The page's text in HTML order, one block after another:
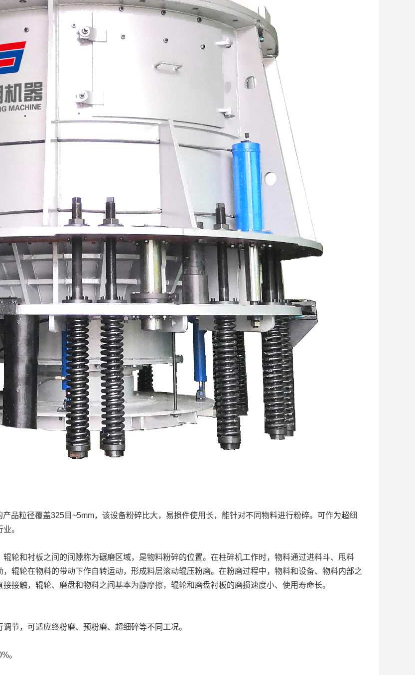
品粒径覆盖325目~5mm，该设备粉碎比大，易损件使用长，能针对不同物料进行粉碎。可作为超细
。
轮和衬板之间的间隙称为碾磨区域，是物料粉碎的位置。在柱碎机工作时，物料通过进料斗、甩料
辊轮在物料的带动下作自转运动，形成料层滚动辊压粉磨。在粉磨过程中，物料和设备、物料内部之
接触，辊轮、磨盘和物料之间基本为静摩擦，辊轮和磨盘衬板的磨损速度小、使用寿命长。
节，可适应终粉磨、预粉磨、超细碎等不同工况。
。